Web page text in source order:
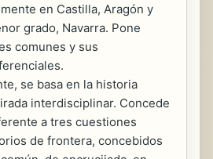
en Castilla, Aragón y
grado, Navarra. Pone
comunes y sus
se basa en la historia
interdisciplinar. Concede
a tres cuestiones
de frontera, concebidos